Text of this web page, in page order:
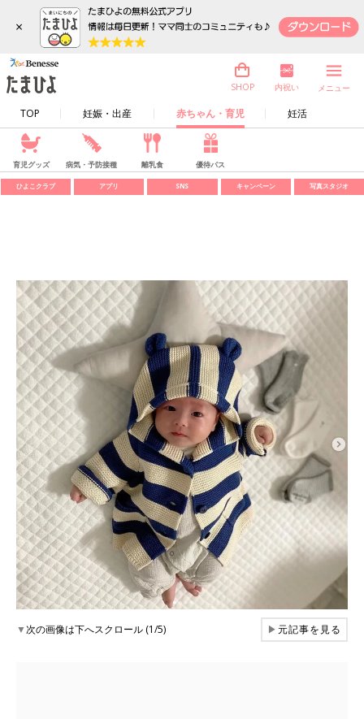
×
TOP 妊娠・出産 赤ちゃん・育児 妊活
SHOP 内祝い メニュー
育児グッズ 病気・予防接種 離乳食 優待パス
ひよこクラブ アプリ SNS キャンペーン 写真スタジオ
▼次の画像は下へスクロール (1/5) ▶元記事を見る